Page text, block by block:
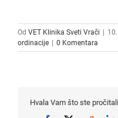
Od VET Klinika Sveti Vrači
ordinacije
0 Komentara
Hvala Vam što ste